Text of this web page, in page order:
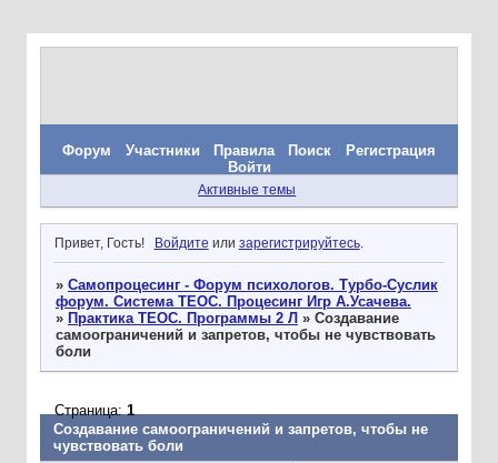
Форум Участники Правила Поиск
Регистрация
Войти
Активные темы
Привет, Гость! Войдите или зарегистрируйтесь.
» Самопроцесинг - Форум психологов. Турбо-Суслик
форум. Система ТЕОС. Процесинг Игр А.Усачева.
» Практика ТЕОС. Программы 2 Л » Создавание
самоограничений и запретов, чтобы не чувствовать
боли
Создавание самоограничений и запретов, чтобы не
чувствовать боли
Страница:1